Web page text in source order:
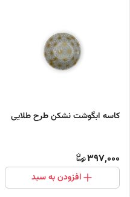
کاسه ابگوشت نشکن طرح طلایی
397,000
افزودن به سبد